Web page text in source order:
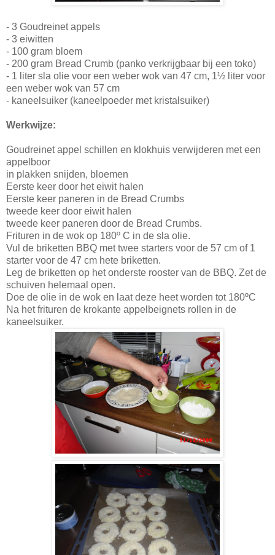
- 3 Goudreinet appels
- 3 eiwitten
- 100 gram bloem
- 200 gram Bread Crumb (panko verkrijgbaar bij een toko)
- 1 liter sla olie voor een weber wok van 47 cm, 1½ liter voor
een weber wok van 57 cm
- kaneelsuiker (kaneelpoeder met kristalsuiker)
Werkwijze:
Goudreinet appel schillen en klokhuis verwijderen met een
appelboor
in plakken snijden, bloemen
Eerste keer door het eiwit halen
Eerste keer paneren in de Bread Crumbs
tweede keer door eiwit halen
tweede keer paneren door de Bread Crumbs.
Frituren in de wok op 180º C in de sla olie.
Vul de briketten BBQ met twee starters voor de 57 cm of 1
starter voor de 47 cm hete briketten.
Leg de briketten op het onderste rooster van de BBQ. Zet de
schuiven helemaal open.
Doe de olie in de wok en laat deze heet worden tot 180ºC
Na het frituren de krokante appelbeignets rollen in de
kaneelsuiker.